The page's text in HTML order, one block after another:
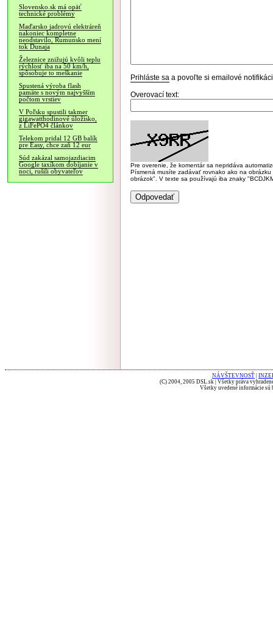
Slovensko.sk má opäť
technické problémy
Maďarsko jadrovú elektráreň
nakoniec kompletne
neodstavilo, Rumunsko mení
tok Dunaja
Železnice znižujú kvôli teplu
rýchlosť iba na 50 km/h,
spôsobuje to meškanie
Spustená výroba flash
pamäte s novým najvyšším
počtom vrstiev
V Poľsku spustili takmer
gigawatthodinové úložisko,
z LiFePO4 článkov
Telekom pridal 12 GB balík
pre Easy, chce zaň 12 eur
Súd zakázal samojazdiacim
Google taxíkom dobíjanie v
noci, rušili obyvateľov
Prihláste sa a povoľte si emailové
Overovací text:
Pre overenie, že komentár sa nepridáva
Písmená musíte zadávať rovnako ako na
obrázok". V texte sa používajú iba znaky
NÁVŠTEVNOSŤ
(C) 2004, 2005 DSL.sk | Všetky práva
Všetky uvedené informácie sú